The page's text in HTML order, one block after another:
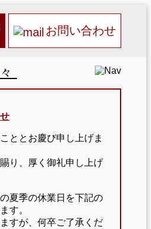
お問い合わせ
ととお慶び申し上げま
り、厚く御礼申し上げ
夏季の休業日を下記の
す。
すが、何卒ご了承くだ